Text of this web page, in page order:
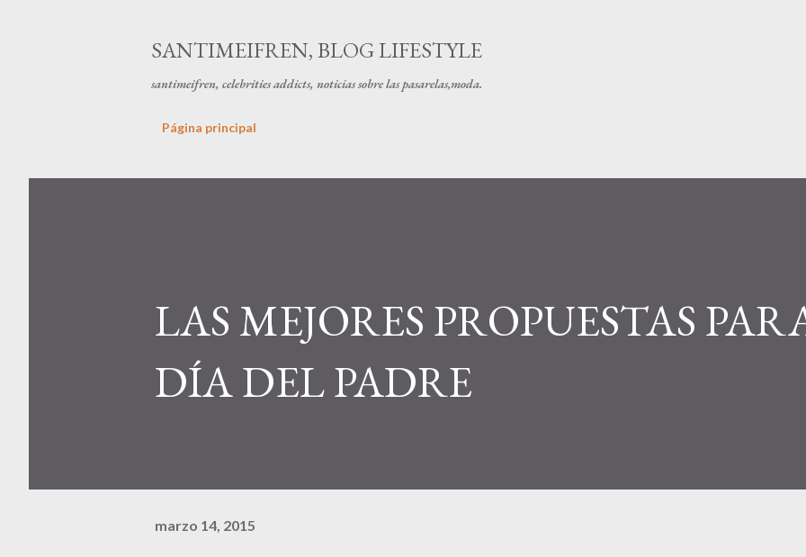
SANTIMEIFREN, BLOG LIFESTYLE
santimeifren, celebrities addicts, noticias sobre las pasarelas,moda.
Página principal
LAS MEJORES PROPUESTAS
DÍA DEL PADRE
marzo 14, 2015